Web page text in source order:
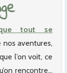
tout se
nos aventures,
l’on voit, ce
rencontre…